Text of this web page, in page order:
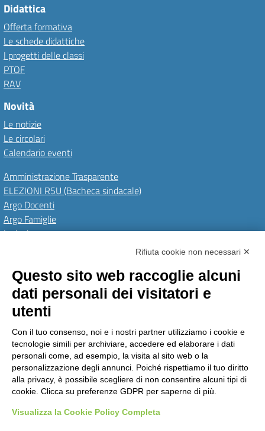
Didattica
Offerta formativa
Le schede didattiche
I progetti delle classi
PTOF
RAV
Novità
Le notizie
Le circolari
Calendario eventi
Amministrazione Trasparente
ELEZIONI RSU (Bacheca sindacale)
Argo Docenti
Argo Famiglie
Inclusione
Amministrazione TrasparenteAlbo OnlineInvia una MAD
Privacy PolicyGDPRDichiarazione di accessibilità
Obiettivi di accessibilità
Seguici su:
Istituto Comprensivo Pino Torinese
via Molina, 21 - 10025 Pino Torinese (TO)
Telefono: +39 0118117260 - Email: toic85500g@istruzione.it -
PEC: toic85500g@pec.istruzione.it
Codice meccanografico: TOIC85500G - C.F. 90018790015 - Codice univoco
Rifiuta cookie non necessari ✕
Questo sito web raccoglie alcuni
dati personali dei visitatori e
utenti
Con il tuo consenso, noi e i nostri partner utilizziamo i cookie e
tecnologie simili per archiviare, accedere ed elaborare i dati
personali come, ad esempio, la visita al sito web o la
personalizzazione degli annunci. Poiché rispettiamo il tuo diritto
alla privacy, è possibile scegliere di non consentire alcuni tipi di
cookie. Clicca su preferenze GDPR per saperne di più.
Visualizza la Cookie Policy Completa